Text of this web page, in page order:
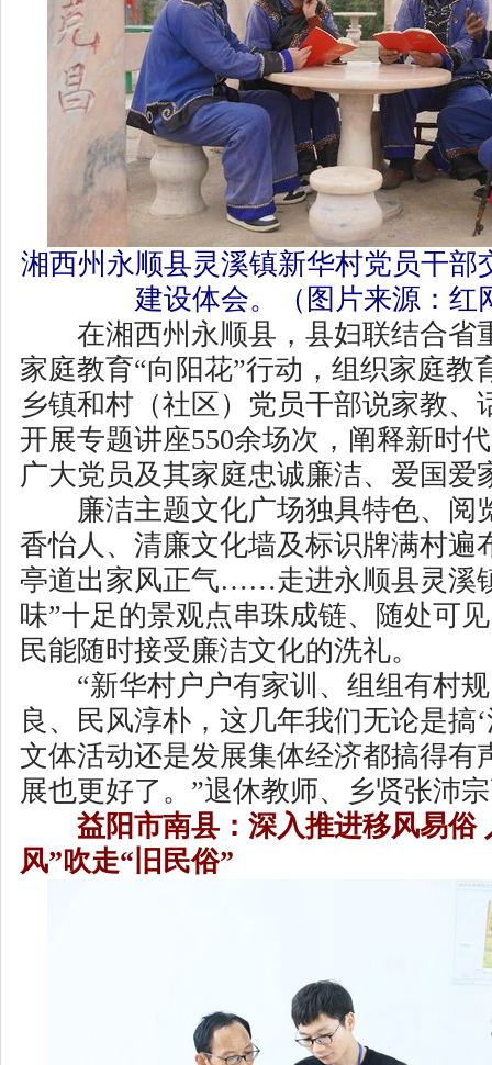
湘西州永顺县灵溪镇新华村党员干部
建设体会。（图片来源：红
在湘西州永顺县，县妇联结合省
家庭教育“向阳花”行动，组织家庭教
乡镇和村（社区）党员干部说家教、
开展专题讲座550余场次，阐释新时
广大党员及其家庭忠诚廉洁、爱国爱
廉洁主题文化广场独具特色、阅
香怡人、清廉文化墙及标识牌满村遍
亭道出家风正气……走进永顺县灵溪
味”十足的景观点串珠成链、随处可
民能随时接受廉洁文化的洗礼。
“新华村户户有家训、组组有村规
良、民风淳朴，这几年我们无论是搞
文体活动还是发展集体经济都搞得有
展也更好了。”退休教师、乡贤张沛
益阳市南县：深入推进移风易俗
风”吹走“旧民俗”